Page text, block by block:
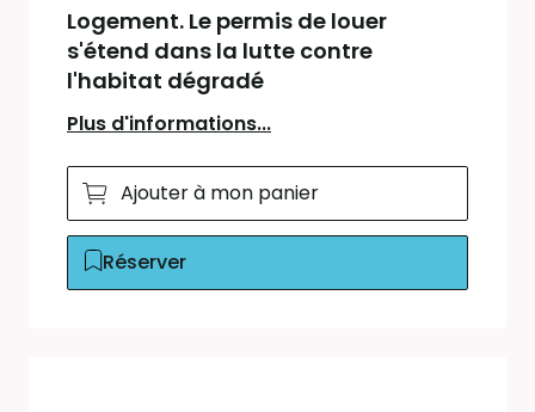
Logement. Le permis de louer
s'étend dans la lutte contre
l'habitat dégradé
Plus d'informations...
Ajouter à mon panier
Réserver